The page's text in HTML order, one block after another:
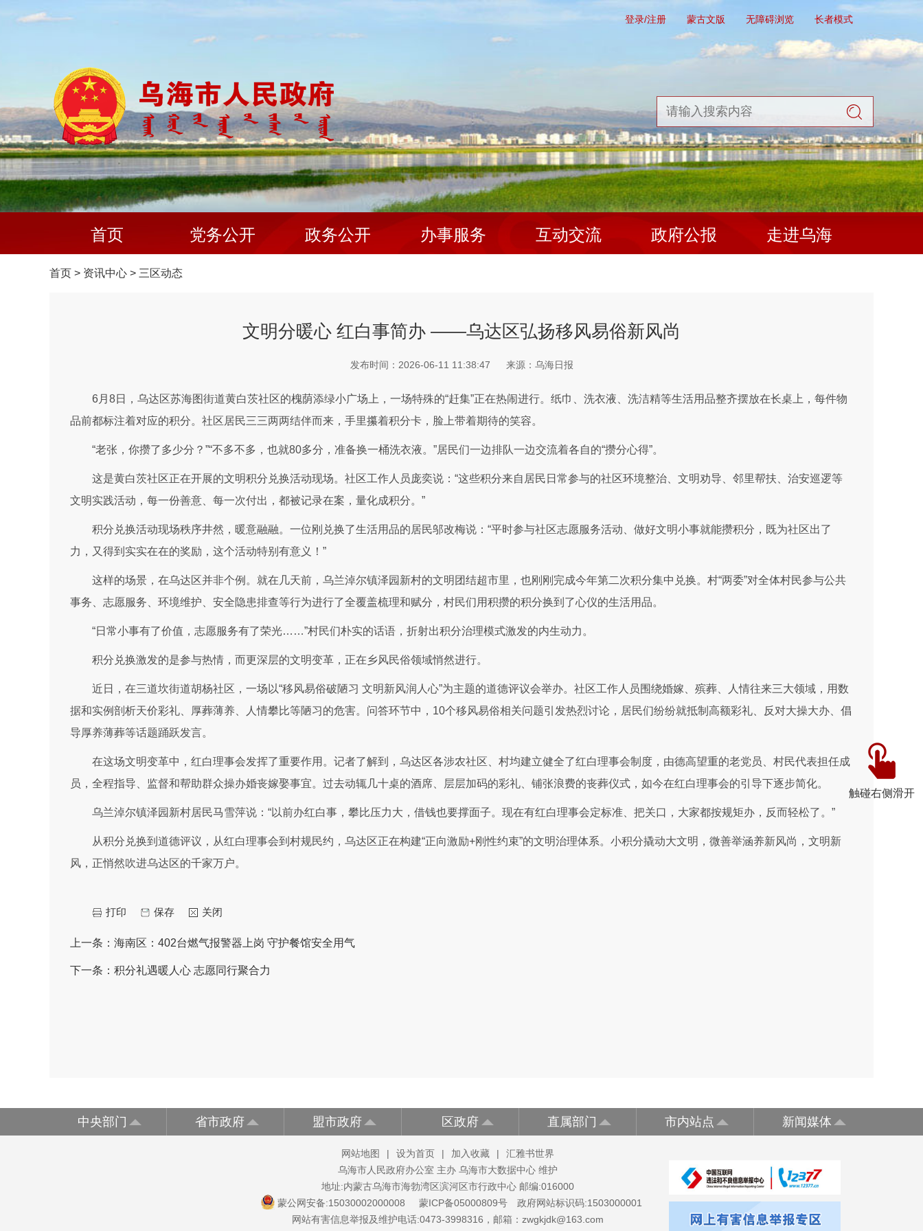
登录/注册 蒙古文版 无障碍浏览 长者模式
首页 党务公开 政务公开 办事服务 互动交流 政府公报 走进乌海
触碰右侧滑开
首页 > 资讯中心 > 三区动态
文明分暖心 红白事简办 ——乌达区弘扬移风易俗新风尚
发布时间：2026-06-11 11:38:47 来源：乌海日报
6月8日，乌达区苏海图街道黄白茨社区的槐荫添绿小广场上，一场特殊的“赶集”正在热闹进行。纸巾、洗衣液、洗洁精等生活用品整齐摆放在长桌上，每件物
品前都标注着对应的积分。社区居民三三两两结伴而来，手里攥着积分卡，脸上带着期待的笑容。
“老张，你攒了多少分？”“不多不多，也就80多分，准备换一桶洗衣液。”居民们一边排队一边交流着各自的“攒分心得”。
这是黄白茨社区正在开展的文明积分兑换活动现场。社区工作人员庞奕说：“这些积分来自居民日常参与的社区环境整治、文明劝导、邻里帮扶、治安巡逻等
文明实践活动，每一份善意、每一次付出，都被记录在案，量化成积分。”
积分兑换活动现场秩序井然，暖意融融。一位刚兑换了生活用品的居民邬改梅说：“平时参与社区志愿服务活动、做好文明小事就能攒积分，既为社区出了
力，又得到实实在在的奖励，这个活动特别有意义！”
这样的场景，在乌达区并非个例。就在几天前，乌兰淖尔镇泽园新村的文明团结超市里，也刚刚完成今年第二次积分集中兑换。村“两委”对全体村民参与公共
事务、志愿服务、环境维护、安全隐患排查等行为进行了全覆盖梳理和赋分，村民们用积攒的积分换到了心仪的生活用品。
“日常小事有了价值，志愿服务有了荣光……”村民们朴实的话语，折射出积分治理模式激发的内生动力。
积分兑换激发的是参与热情，而更深层的文明变革，正在乡风民俗领域悄然进行。
近日，在三道坎街道胡杨社区，一场以“移风易俗破陋习 文明新风润人心”为主题的道德评议会举办。社区工作人员围绕婚嫁、殡葬、人情往来三大领域，用数
据和实例剖析天价彩礼、厚葬薄养、人情攀比等陋习的危害。问答环节中，10个移风易俗相关问题引发热烈讨论，居民们纷纷就抵制高额彩礼、反对大操大办、倡
导厚养薄葬等话题踊跃发言。
在这场文明变革中，红白理事会发挥了重要作用。记者了解到，乌达区各涉农社区、村均建立健全了红白理事会制度，由德高望重的老党员、村民代表担任成
员，全程指导、监督和帮助群众操办婚丧嫁娶事宜。过去动辄几十桌的酒席、层层加码的彩礼、铺张浪费的丧葬仪式，如今在红白理事会的引导下逐步简化。
乌兰淖尔镇泽园新村居民马雪萍说：“以前办红白事，攀比压力大，借钱也要撑面子。现在有红白理事会定标准、把关口，大家都按规矩办，反而轻松了。”
从积分兑换到道德评议，从红白理事会到村规民约，乌达区正在构建“正向激励+刚性约束”的文明治理体系。小积分撬动大文明，微善举涵养新风尚，文明新
风，正悄然吹进乌达区的千家万户。
关闭
保存
打印
上一条： 海南区：402台燃气报警器上岗 守护餐馆安全用气
下一条： 积分礼遇暖人心 志愿同行聚合力
中央部门 省市政府 盟市政府 区政府 直属部门 市内站点 新闻媒体
网站地图 | 设为首页 | 加入收藏 |
汇雅书世界
乌海市人民政府办公室 主办 乌海市大数据中心 维护
地址:内蒙古乌海市海勃湾区滨河区市行政中心 邮编:016000
蒙公网安备:15030002000008
蒙ICP备05000809号
政府网站标识码:1503000001
网站有害信息举报及维护电话:0473-3998316，邮箱：zwgkjdk@163.com